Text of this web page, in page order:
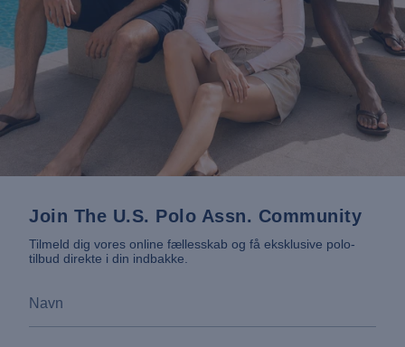
Join The U.S. Polo Assn. Community
Tilmeld dig vores online fællesskab og få eksklusive polo-
tilbud direkte i din indbakke.